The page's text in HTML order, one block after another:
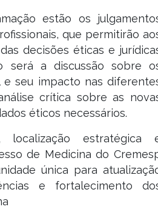
estão os
que permitirão
decisões éticas e
será a discussão sobre
seu impacto nas
crítica sobre as
éticos necessários.
localização estratégica
de Medicina do
única para
e fortalecimento